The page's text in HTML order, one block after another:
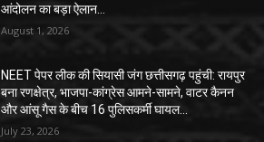
आंदोलन का बड़ा ऐलान…
August 1, 2026
NEET पेपर लीक की सियासी जंग छत्तीसगढ़ पहुंची: रायपुर
बना रणक्षेत्र, भाजपा-कांग्रेस आमने-सामने, वाटर कैनन
और आंसू गैस के बीच 16 पुलिसकर्मी घायल…
July 23, 2026